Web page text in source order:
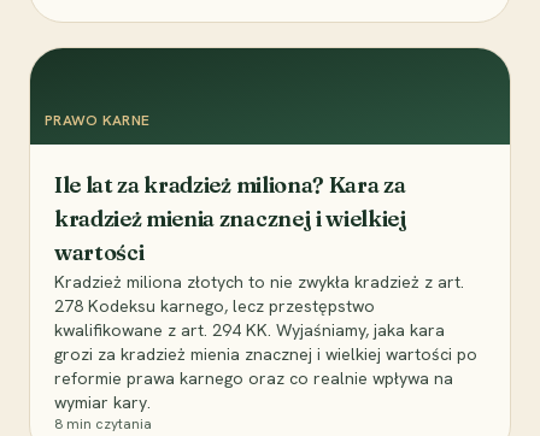
PRAWO KARNE
Ile lat za kradzież miliona? Kara za
kradzież mienia znacznej i wielkiej
wartości
Kradzież miliona złotych to nie zwykła kradzież z art.
278 Kodeksu karnego, lecz przestępstwo
kwalifikowane z art. 294 KK. Wyjaśniamy, jaka kara
grozi za kradzież mienia znacznej i wielkiej wartości po
reformie prawa karnego oraz co realnie wpływa na
wymiar kary.
8 min czytania